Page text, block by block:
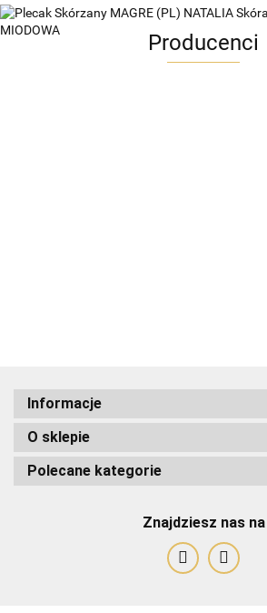
Producenci
Alessandro Paoli
Informacje
O sklepie
Polecane kategorie
Znajdziesz nas na